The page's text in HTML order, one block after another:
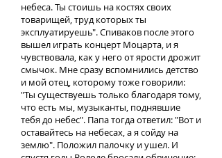
небеса. Ты стоишь на костях своих
товарищей, труд которых ты
эксплуатируешь". Спиваков после этого
вышел играть концерт Моцарта, и я
чувствовала, как у него от ярости дрожит
смычок. Мне сразу вспомнились детство
и мой отец, которому тоже говорили:
"Ты существуешь только благодаря тому,
что есть мы, музыканты, поднявшие
тебя до небес". Папа тогда ответил: "Вот и
оставайтесь на небесах, а я сойду на
землю". Положил палочку и ушел. И